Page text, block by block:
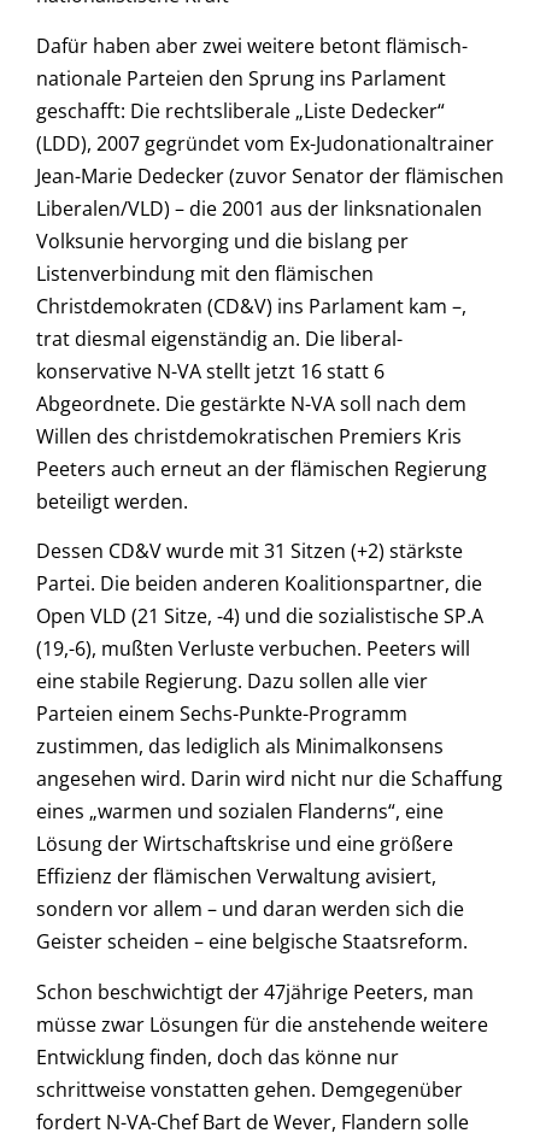
Dafür haben aber zwei weitere betont flämisch-
nationale Parteien den Sprung ins Parlament
geschafft: Die rechtsliberale „Liste Dedecker“
(LDD), 2007 gegründet vom Ex-Judonationaltrainer
Jean-Marie Dedecker (zuvor Senator der flämischen
Liberalen/VLD) – die 2001 aus der linksnationalen
Volksunie hervorging und die bislang per
Listenverbindung mit den flämischen
Christdemokraten (CD&V) ins Parlament kam –,
trat diesmal eigenständig an. Die liberal-
konservative N-VA stellt jetzt 16 statt 6
Abgeordnete. Die gestärkte N-VA soll nach dem
Willen des christdemokratischen Premiers Kris
Peeters auch erneut an der flämischen Regierung
beteiligt werden.
Dessen CD&V wurde mit 31 Sitzen (+2) stärkste
Partei. Die beiden anderen Koalitionspartner, die
Open VLD (21 Sitze, -4) und die sozialistische SP.A
(19,-6), mußten Verluste verbuchen. Peeters will
eine stabile Regierung. Dazu sollen alle vier
Parteien einem Sechs-Punkte-Programm
zustimmen, das lediglich als Minimalkonsens
angesehen wird. Darin wird nicht nur die Schaffung
eines „warmen und sozialen Flanderns“, eine
Lösung der Wirtschaftskrise und eine größere
Effizienz der flämischen Verwaltung avisiert,
sondern vor allem – und daran werden sich die
Geister scheiden – eine belgische Staatsreform.
Schon beschwichtigt der 47jährige Peeters, man
müsse zwar Lösungen für die anstehende weitere
Entwicklung finden, doch das könne nur
schrittweise vonstatten gehen. Demgegenüber
fordert N-VA-Chef Bart de Wever, Flandern solle